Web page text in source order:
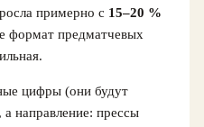
примерно с 15–20 %
формат предматчевых
цифры (они будут
а направление: прессы